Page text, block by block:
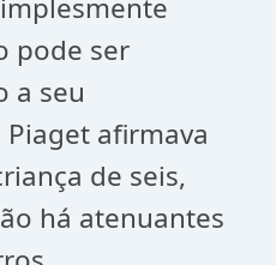
pode ser
a seu
afirmava
de seis,
há atenuantes